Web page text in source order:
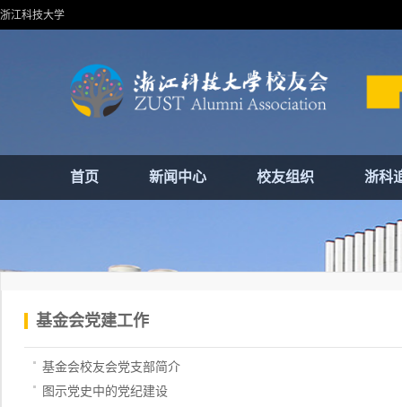
浙江科技大学
首页 新闻中心 校友组织 浙科
基金会党建工作
基金会校友会党支部简介
图示党史中的党纪建设